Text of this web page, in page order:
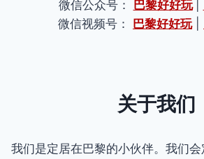
微信公众号： 巴黎好好玩
微信视频号： 巴黎好好玩|
关于我们
我们是定居在巴黎的小伙伴。我们